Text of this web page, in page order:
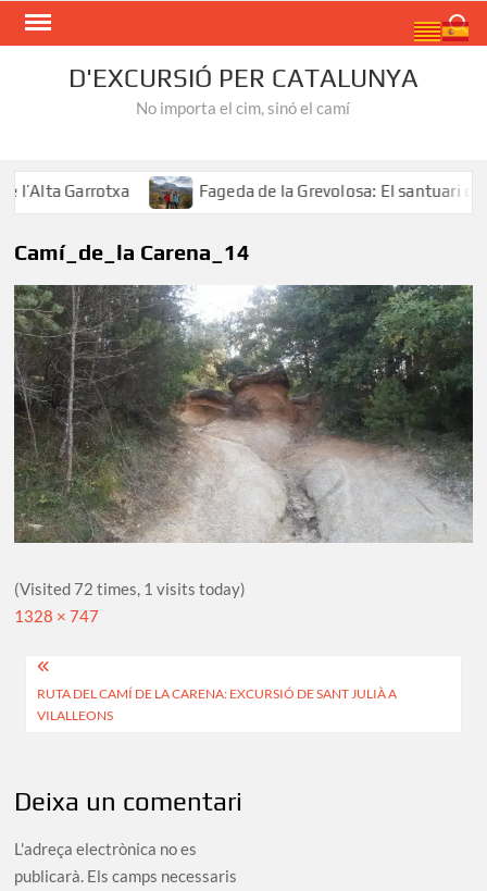
Skip
D'EXCURSIÓ PER CATALUNYA
No importa el cim, sinó el camí
Garrotxa Fageda de la Grevolosa: El santuari dels
Camí_de_la Carena_14
(Visited 72 times, 1 visits today)
Full
1328 × 747
Navegació
d'entrades
RUTA DEL CAMÍ DE LA CARENA: EXCURSIÓ DE SANT JULIÀ A
VILALLEONS
Deixa un comentari
L'adreça electrònica no es
publicarà. Els camps necessaris